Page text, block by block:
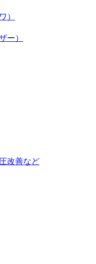
）
ー）
改善など